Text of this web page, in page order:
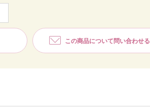
この商品について問い合わせる